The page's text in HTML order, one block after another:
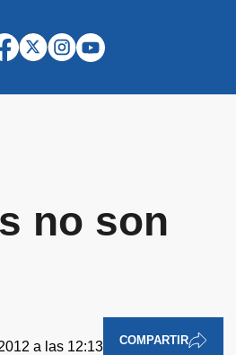
no son
a las 12:13 COMPARTIR